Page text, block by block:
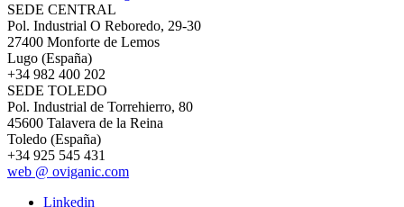
SEDE CENTRAL
Pol. Industrial O Reboredo, 29-30
27400 Monforte de Lemos
Lugo (España)
+34 982 400 202
SEDE TOLEDO
Pol. Industrial de Torrehierro, 80
45600 Talavera de la Reina
Toledo (España)
+34 925 545 431
web @ oviganic.com
Linkedin